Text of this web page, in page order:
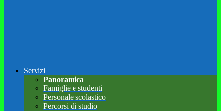
Servizi
Panoramica
Famiglie e studenti
Personale scolastico
Percorsi di studio